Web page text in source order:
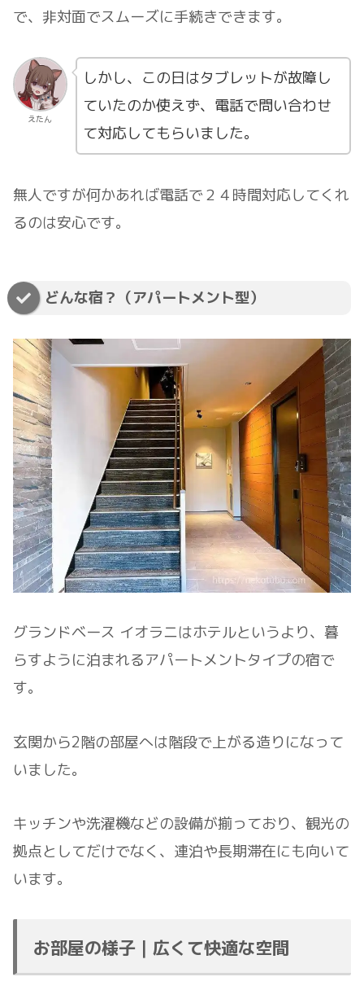
で、非対面でスムーズに手続きできます。
えたん
しかし、この日はタブレットが故障し
ていたのか使えず、電話で問い合わせ
て対応してもらいました。
無人ですが何かあれば電話で２４時間対応してくれ
るのは安心です。
どんな宿？（アパートメント型）
グランドベース イオラニはホテルというより、暮
らすように泊まれるアパートメントタイプの宿で
す。
玄関から2階の部屋へは階段で上がる造りになって
いました。
キッチンや洗濯機などの設備が揃っており、観光の
拠点としてだけでなく、連泊や長期滞在にも向いて
います。
お部屋の様子｜広くて快適な空間